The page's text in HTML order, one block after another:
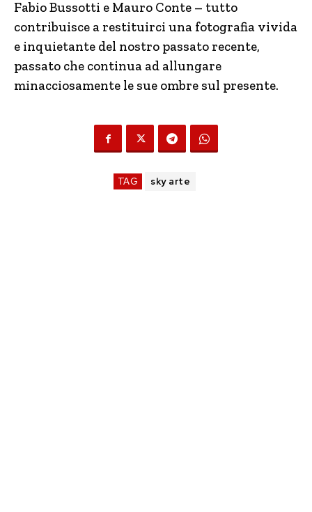
Fabio Bussotti e Mauro Conte – tutto
contribuisce a restituirci una fotografia vivida
e inquietante del nostro passato recente,
passato che continua ad allungare
minacciosamente le sue ombre sul presente.
TAG sky arte